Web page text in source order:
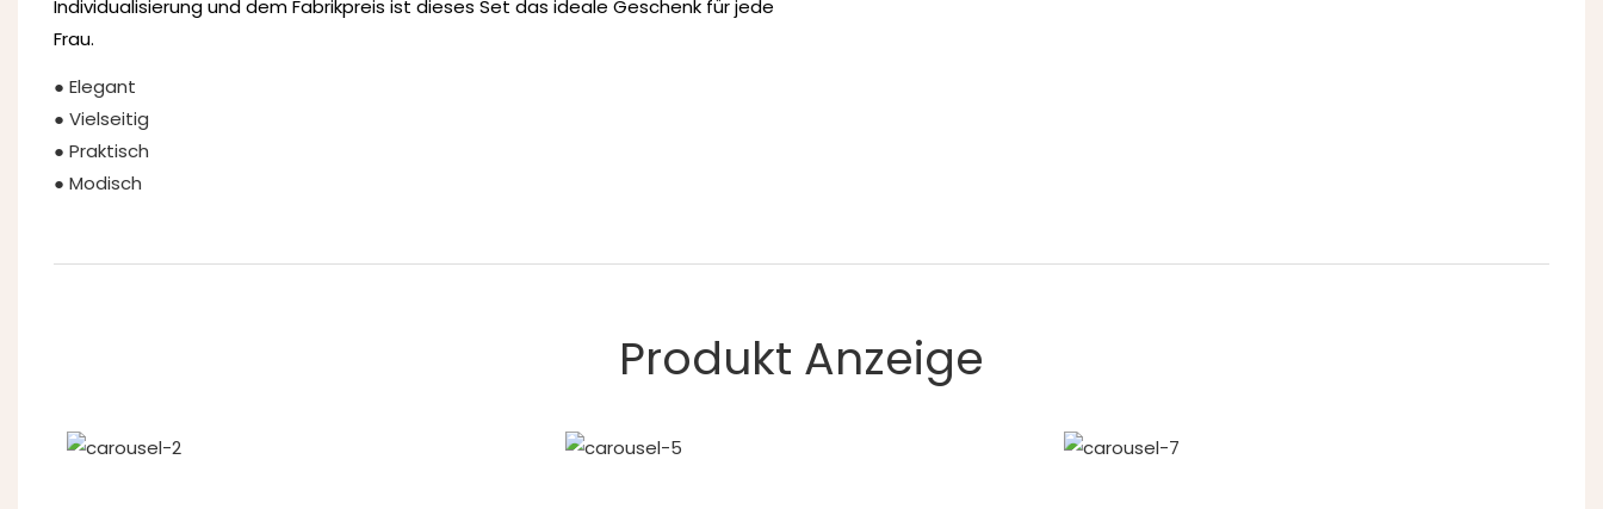
Individualisierung und dem Fabrikpreis ist dieses Set das ideale Geschenk für jede
Frau.
● Elegant
● Vielseitig
● Praktisch
● Modisch
Produkt Anzeige